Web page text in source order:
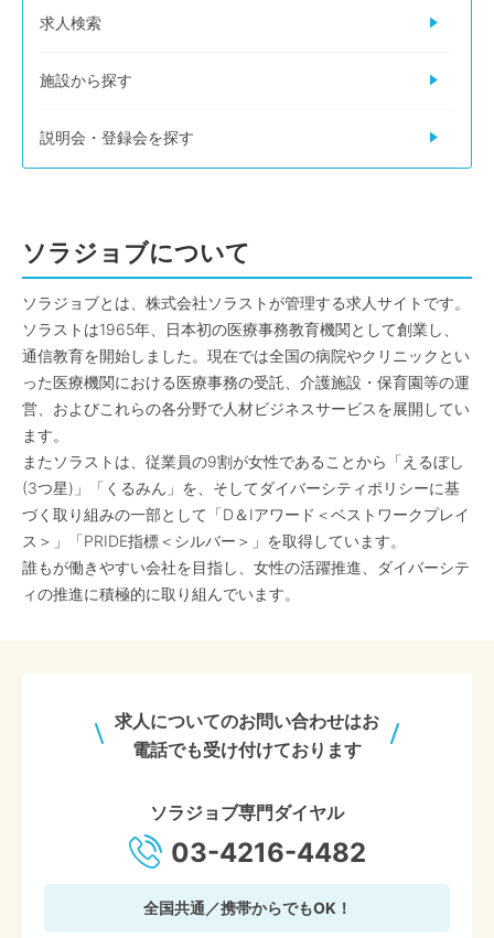
求人検索
施設から探す
説明会・登録会を探す
ソラジョブについて
ソラジョブとは、株式会社ソラストが管理する求人サイトです。
ソラストは1965年、日本初の医療事務教育機関として創業し、
通信教育を開始しました。現在では全国の病院やクリニックとい
った医療機関における医療事務の受託、介護施設・保育園等の運
営、およびこれらの各分野で人材ビジネスサービスを展開してい
ます。
またソラストは、従業員の9割が女性であることから「えるぼし
(3つ星)」「くるみん」を、そしてダイバーシティポリシーに基
づく取り組みの一部として「D＆Iアワード＜ベストワークプレイ
ス＞」「PRIDE指標＜シルバー＞」を取得しています。
誰もが働きやすい会社を目指し、女性の活躍推進、ダイバーシテ
ィの推進に積極的に取り組んでいます。
求人についてのお問い合わせはお
電話でも受け付けております
ソラジョブ専門ダイヤル
03-4216-4482
全国共通／携帯からでもOK！